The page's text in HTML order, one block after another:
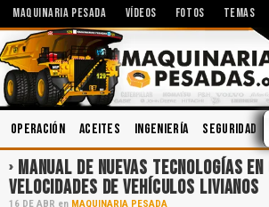
MAQUINARIA PESADA VÍDEOS FOTOS TEMAS
Operación Aceites Ingeniería Seguridad
MANUAL DE NUEVAS TECNOLOGÍAS
VELOCIDADES DE VEHÍCULOS LIVIANOS
16 DE ABR en MAQUINARIA PESADA